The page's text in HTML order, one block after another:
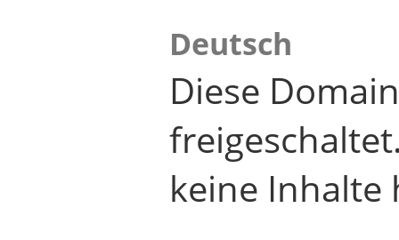
Deutsch
Diese
keine Inhalte